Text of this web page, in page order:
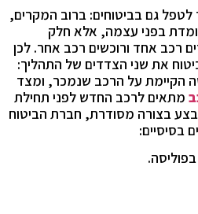
גם בביטוחים: ברוב המקרים,
בפני עצמה, אלא חלק
רכב אחד ורוכשים רכב אחר. לכן
את שני הצדדים של התהליך:
הקיימת על הרכב שנמכר, ומצד
מתאים לרכב החדש לפני תחילת
בצורה מסודרת, חברת הביטוח
בסיסיים: